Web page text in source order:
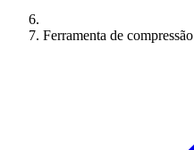
Ferramenta de